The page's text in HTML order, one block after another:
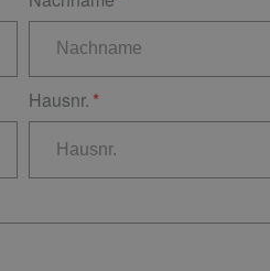
Hausnr.